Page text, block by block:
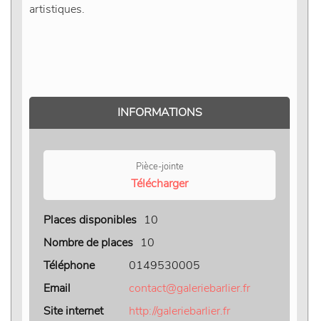
artistiques.
INFORMATIONS
Pièce-jointe
Télécharger
Places disponibles 10
Nombre de places 10
Téléphone
0149530005
Email
contact@galeriebarlier.fr
Site internet
http://galeriebarlier.fr